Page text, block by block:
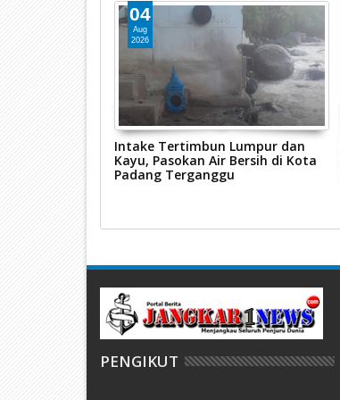
04
Aug
2026
Intake Tertimbun Lumpur dan
Kayu, Pasokan Air Bersih di Kota
Padang Terganggu
PENGIKUT